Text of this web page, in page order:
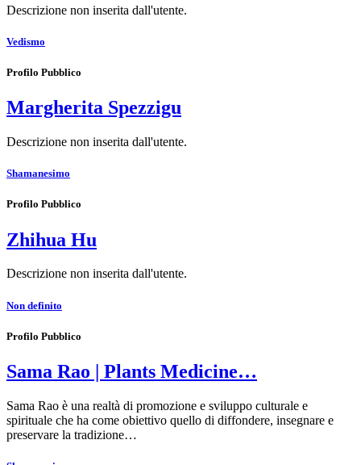
Descrizione non inserita dall'utente.
Vedismo
Profilo Pubblico
Margherita Spezzigu
Descrizione non inserita dall'utente.
Shamanesimo
Profilo Pubblico
Zhihua Hu
Descrizione non inserita dall'utente.
Non definito
Profilo Pubblico
Sama Rao | Plants Medicine…
Sama Rao è una realtà di promozione e sviluppo culturale e
spirituale che ha come obiettivo quello di diffondere, insegnare e
preservare la tradizione…